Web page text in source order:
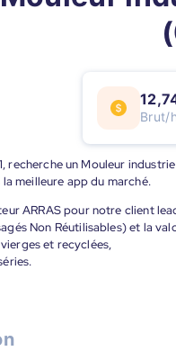
Brut/
recherche un Mouleur
meilleure app du marché.
ARRAS pour notre client
Non Réutilisables) et la
et recyclées,